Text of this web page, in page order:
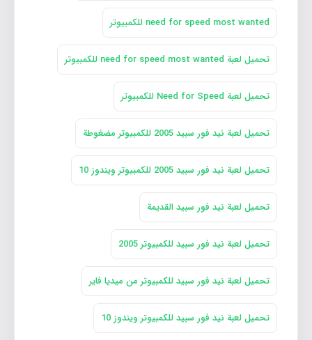
need for speed most wanted للكمبيوتر
تحميل لعبة need for speed most wanted للكمبيوتر
تحميل لعبة Need for Speed للكمبيوتر
تحميل لعبة نيد فور سبيد 2005 للكمبيوتر مضغوطة
تحميل لعبة نيد فور سبيد 2005 للكمبيوتر ويندوز 10
تحميل لعبة نيد فور سبيد القديمة
تحميل لعبة نيد فور سبيد للكمبيوتر 2005
تحميل لعبة نيد فور سبيد للكمبيوتر من ميديا فاير
تحميل لعبة نيد فور سبيد للكمبيوتر ويندوز 10